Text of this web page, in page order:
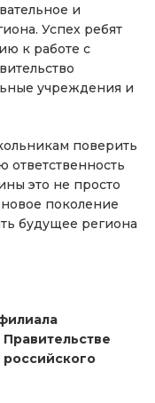
и
Успех ребят
к работе с
учреждения и
поверить
ответственность
это не просто
поколение
будущее региона